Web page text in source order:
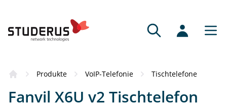
Produkte VoIP-Telefonie Tischtelefone
Fanvil X6U v2 Tischtelefon